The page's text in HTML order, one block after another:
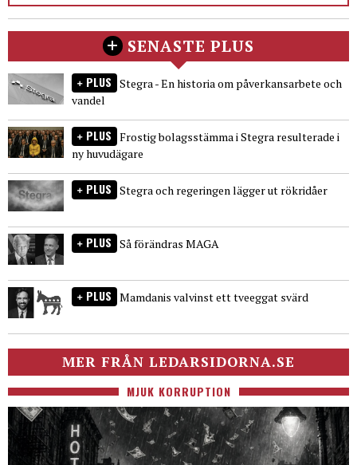
SENASTE PLUS
PLUS Stegra - En historia om påverkansarbete och
vandel
PLUS Frostig bolagsstämma i Stegra resulterade i
ny huvudägare
PLUS Stegra och regeringen lägger ut rökridåer
PLUS Så förändras MAGA
PLUS Mamdanis valvinst ett tveeggat svärd
MER FRÅN LEDARSIDORNA.SE
MJUK KORRUPTION